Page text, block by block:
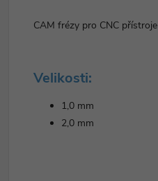
CAM frézy pro CNC přístroje
Velikosti:
1,0 mm
2,0 mm